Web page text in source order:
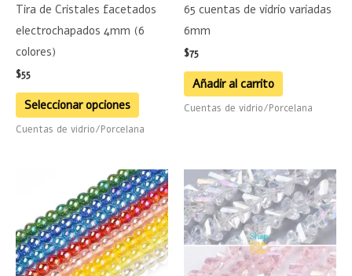
Tira de Cristales facetados
electrochapados 4mm (6
colores)
$55
Seleccionar opciones
pueden
elegir
de
Cuentas de vidrio/Porcelana
65 cuentas de vidrio variadas
6mm
$75
Añadir al carrito
Cuentas de vidrio/Porcelana
Este
producto
tiene
múltiples
variantes.
Este
producto
tiene